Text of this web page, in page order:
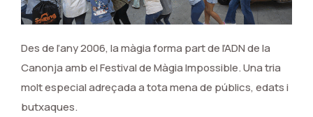
Des de l’any 2006, la màgia forma part de l’ADN de la
Canonja amb el Festival de Màgia Impossible. Una tria
molt especial adreçada a tota mena de públics, edats i
butxaques.